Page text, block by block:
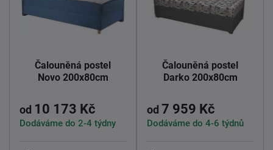
Čalouněná postel
Novo 200x80cm
od 10 173 Kč
Dodáváme do 2-4 týdny
Čalouněná postel
Darko 200x80cm
od 7 959 Kč
Dodáváme do 4-6 týdnů